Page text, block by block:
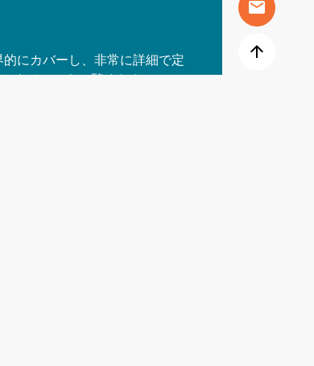
mail
arrow_upward
にカバーし、非常に詳細で定
タベースをご覧ください。